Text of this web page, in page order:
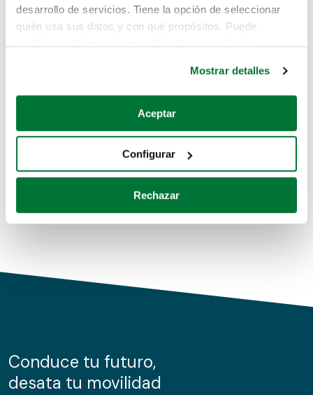
desarrollo de servicios. Tiene la opción de seleccionar
quién usa sus datos y con qué propósitos. Puede
Si lo permite, también quisiéramos:
Recopilar información sobre su ubicación geográfica
Identificar su dispositivo analizándolo activamente
para buscar características específicas (huellas
Obtenga más información sobre cómo se procesan sus
de cookies.
información sobre el uso que haga del sitio web con
nuestros partners de redes sociales, publicidad y análisis
Mostrar detalles
Aceptar
Configurar
Rechazar
Pero puedes encontrar el coche que estás
buscando en alguno de estos enlaces:
Coches de segunda mano
Coches de km0
Conduce tu futuro,
desata tu movilidad